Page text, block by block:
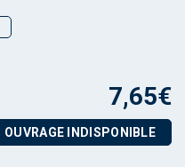
7,65€
OUVRAGE INDISPONIBLE